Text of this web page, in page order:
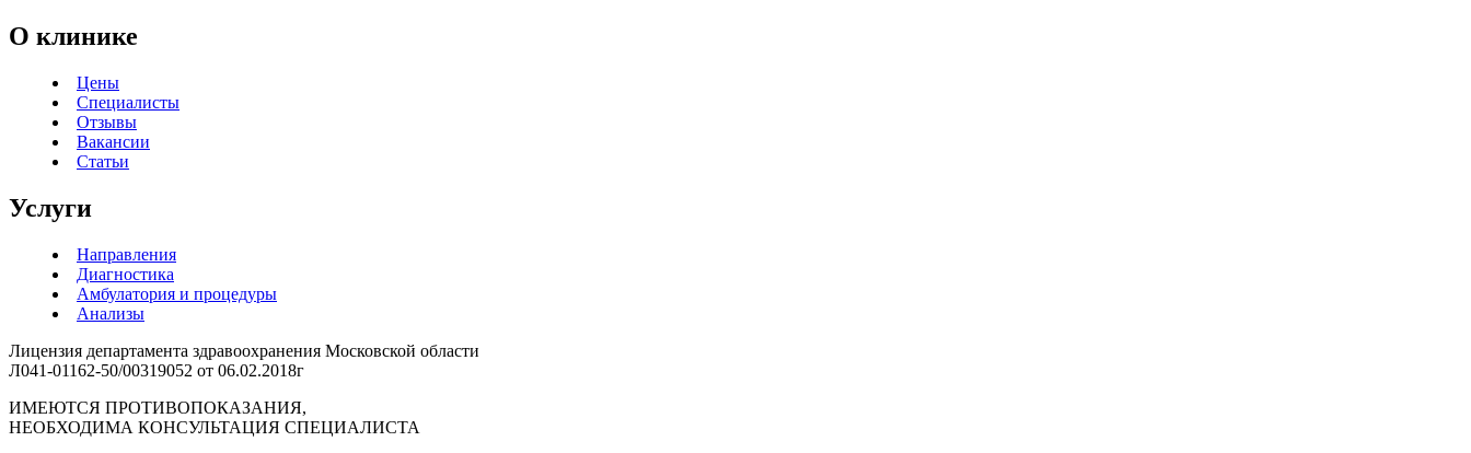
О клинике
Цены
Специалисты
Отзывы
Вакансии
Статьи
Услуги
Направления
Диагностика
Амбулатория и процедуры
Анализы
Лицензия департамента здравоохранения Московской области
Л041-01162-50/00319052 от 06.02.2018г
ИМЕЮТСЯ ПРОТИВОПОКАЗАНИЯ,
НЕОБХОДИМА КОНСУЛЬТАЦИЯ СПЕЦИАЛИСТА